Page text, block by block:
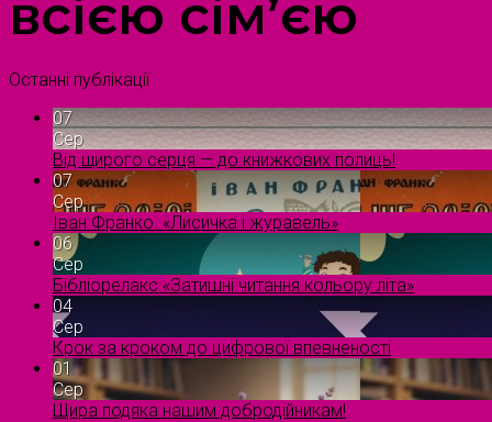
всією сім’єю
Останні публікації
07
Сер
Від щирого серця — до книжкових полиць!
07
Сер
Іван Франко. «Лисичка і журавель»
06
Сер
Бібліорелакс «Затишні читання кольору літа»
04
Сер
Крок за кроком до цифрової впевненості
01
Сер
Щира подяка нашим добродійникам!